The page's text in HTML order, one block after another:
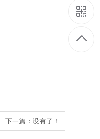
下一篇：没有了！